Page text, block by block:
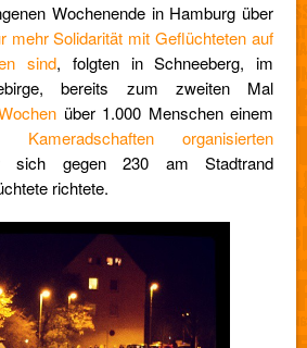
Wochenende in Hamburg über
mehr Solidarität mit Geflüchteten auf
sind, folgten in Schneeberg, im
bereits zum zweiten Mal
über 1.000 Menschen einem
organisierten
gegen 230 am Stadtrand
richtete.